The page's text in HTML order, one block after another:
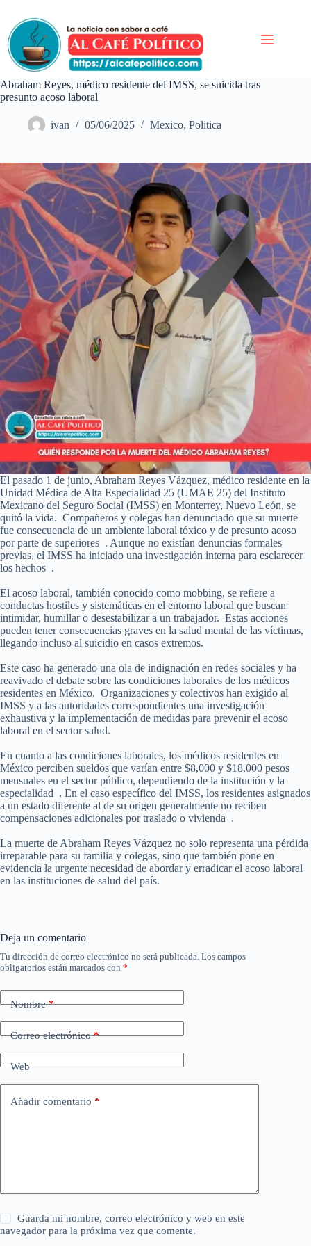
contenido
Abraham Reyes, médico residente del IMSS, se suicida tras
presunto acoso laboral
ivan 05/06/2025 Mexico, Politica
El pasado 1 de junio, Abraham Reyes Vázquez, médico residente en la
Unidad Médica de Alta Especialidad 25 (UMAE 25) del Instituto
Mexicano del Seguro Social (IMSS) en Monterrey, Nuevo León, se
quitó la vida. Compañeros y colegas han denunciado que su muerte
fue consecuencia de un ambiente laboral tóxico y de presunto acoso
por parte de superiores . Aunque no existían denuncias formales
previas, el IMSS ha iniciado una investigación interna para esclarecer
los hechos .
El acoso laboral, también conocido como mobbing, se refiere a
conductas hostiles y sistemáticas en el entorno laboral que buscan
intimidar, humillar o desestabilizar a un trabajador. Estas acciones
pueden tener consecuencias graves en la salud mental de las víctimas,
llegando incluso al suicidio en casos extremos.
Este caso ha generado una ola de indignación en redes sociales y ha
reavivado el debate sobre las condiciones laborales de los médicos
residentes en México. Organizaciones y colectivos han exigido al
IMSS y a las autoridades correspondientes una investigación
exhaustiva y la implementación de medidas para prevenir el acoso
laboral en el sector salud.
En cuanto a las condiciones laborales, los médicos residentes en
México perciben sueldos que varían entre $8,000 y $18,000 pesos
mensuales en el sector público, dependiendo de la institución y la
especialidad . En el caso específico del IMSS, los residentes asignados
a un estado diferente al de su origen generalmente no reciben
compensaciones adicionales por traslado o vivienda .
La muerte de Abraham Reyes Vázquez no solo representa una pérdida
irreparable para su familia y colegas, sino que también pone en
evidencia la urgente necesidad de abordar y erradicar el acoso laboral
en las instituciones de salud del país.
Deja un comentario
Tu dirección de correo electrónico no será publicada. Los campos
obligatorios están marcados con *
Nombre*
Correo electrónico*
Web
Añadir comentario *
Guarda mi nombre, correo electrónico y web en este
navegador para la próxima vez que comente.